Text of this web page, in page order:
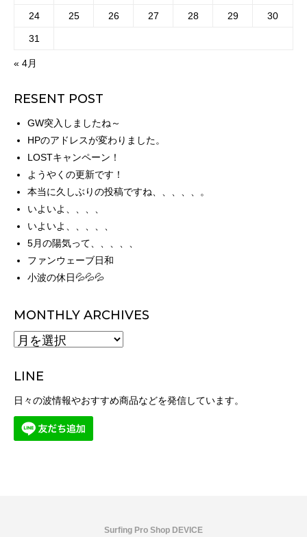
24 25 26 27 28 29 30
31
« 4月
RESENT POST
GW突入しましたね～
HPのアドレスが変わりました。
LOSTキャンペーン！
ようやくの更新です！
本当に久しぶりの投稿ですね、、、、、。
いよいよ、、、、
いよいよ、、、、、
5月の陽気って、、、、、
ファンウェーブ日和
小波の休日💦💦💦
MONTHLY ARCHIVES
MONTHLY
LINE
日々の波情報やおすすめ商品などを発信しています。
Surfing Pro Shop DEVICE